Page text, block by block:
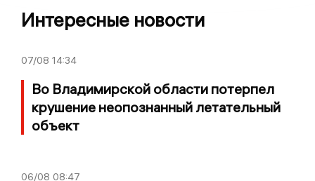
Интересные новости
07/08 14:34
Во Владимирской области потерпел
крушение неопознанный летательный
объект
06/08 08:47